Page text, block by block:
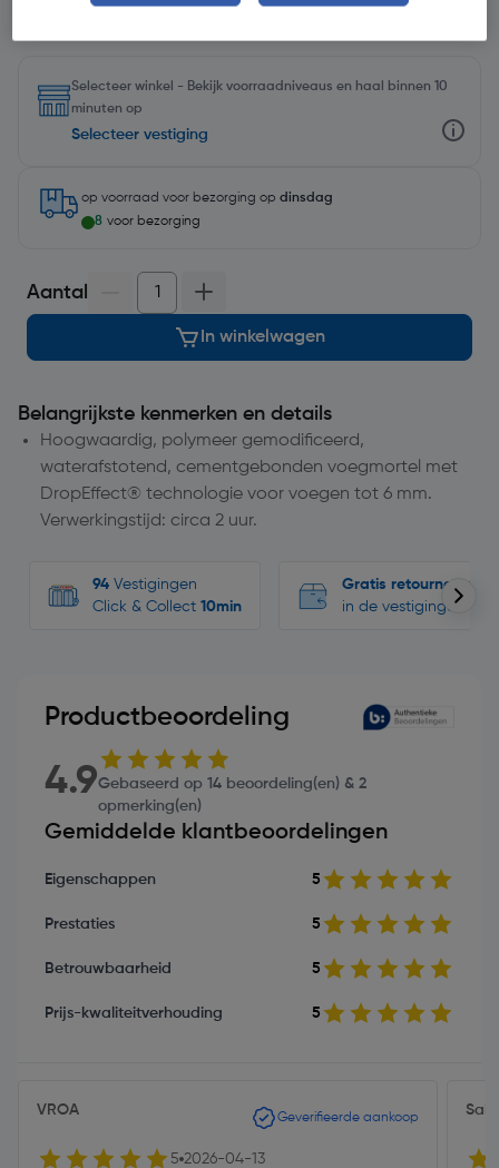
Selecteer winkel - Bekijk voorraadniveaus en haal binnen 10
minuten op
Selecteer vestiging
op voorraad voor bezorging op dinsdag
8 voor bezorging
Aantal
In winkelwagen
Belangrijkste kenmerken en details
Hoogwaardig, polymeer gemodificeerd,
waterafstotend, cementgebonden voegmortel met
DropEffect® technologie voor voegen tot 6 mm.
Verwerkingstijd: circa 2 uur.
94 Vestigingen
Click & Collect 10min
Gratis retourneren
in de vestigingen
Productbeoordeling
4.9Gebaseerd op 14 beoordeling(en) & 2
opmerking(en)
Gemiddelde klantbeoordelingen
Eigenschappen 5
Prestaties 5
Betrouwbaarheid 5
Prijs-kwaliteitverhouding 5
VROA Geverifieerde aankoop
5 2026-04-13